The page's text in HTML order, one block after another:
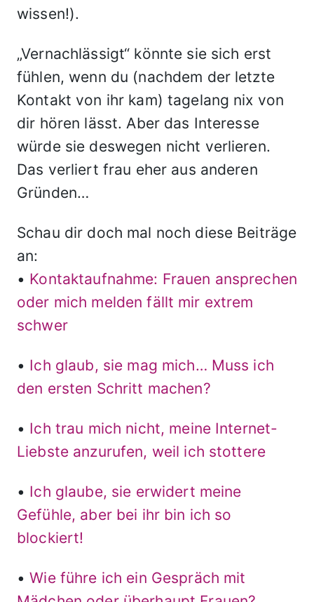
wissen!).
„Vernachlässigt“ könnte sie sich erst
fühlen, wenn du (nachdem der letzte
Kontakt von ihr kam) tagelang nix von
dir hören lässt. Aber das Interesse
würde sie deswegen nicht verlieren.
Das verliert frau eher aus anderen
Gründen…
Schau dir doch mal noch diese Beiträge
an:
• Kontaktaufnahme: Frauen ansprechen
oder mich melden fällt mir extrem
schwer
• Ich glaub, sie mag mich… Muss ich
den ersten Schritt machen?
• Ich trau mich nicht, meine Internet-
Liebste anzurufen, weil ich stottere
• Ich glaube, sie erwidert meine
Gefühle, aber bei ihr bin ich so
blockiert!
•Wie führe ich ein Gespräch mit